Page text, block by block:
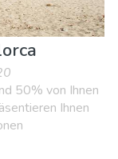
50% von Ihnen
Ihnen